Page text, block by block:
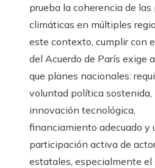
prueba la coherencia de
climáticas en múltiples
este contexto, cumplir con
del Acuerdo de París exige
que planes nacionales:
voluntad política sostenida,
innovación tecnológica,
financiamiento adecuado y
participación activa de
estatales, especialmente el